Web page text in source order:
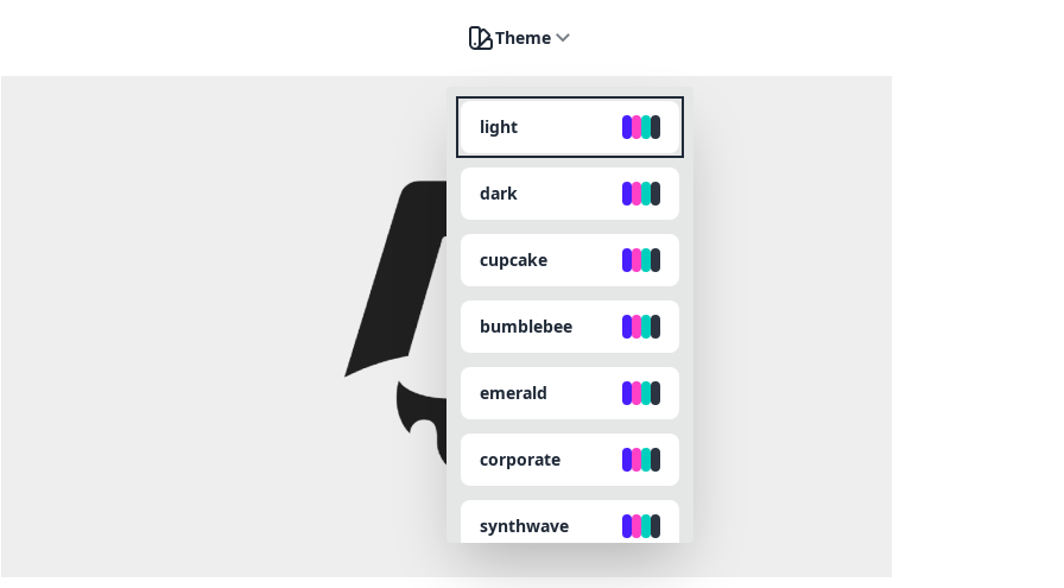
Theme
light
dark
cupcake
bumblebee
emerald
corporate
synthwave